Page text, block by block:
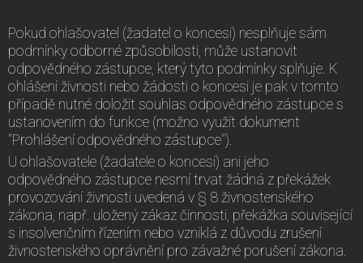
Pokud ohlašovatel (žadatel o koncesi) nesplňuje sám
podmínky odborné způsobilosti, může ustanovit
odpovědného zástupce, který tyto podmínky splňuje. K
ohlášení živnosti nebo žádosti o koncesi je pak v tomto
případě nutné doložit souhlas odpovědného zástupce s
ustanovením do funkce (možno využít dokument
"Prohlášení odpovědného zástupce").
U ohlašovatele (žadatele o koncesi) ani jeho
odpovědného zástupce nesmí trvat žádná z překážek
provozování živnosti uvedená v § 8 živnostenského
zákona, např. uložený zákaz činnosti, překážka související
s insolvenčním řízením nebo vzniklá z důvodu zrušení
živnostenského oprávnění pro závažné porušení zákona.